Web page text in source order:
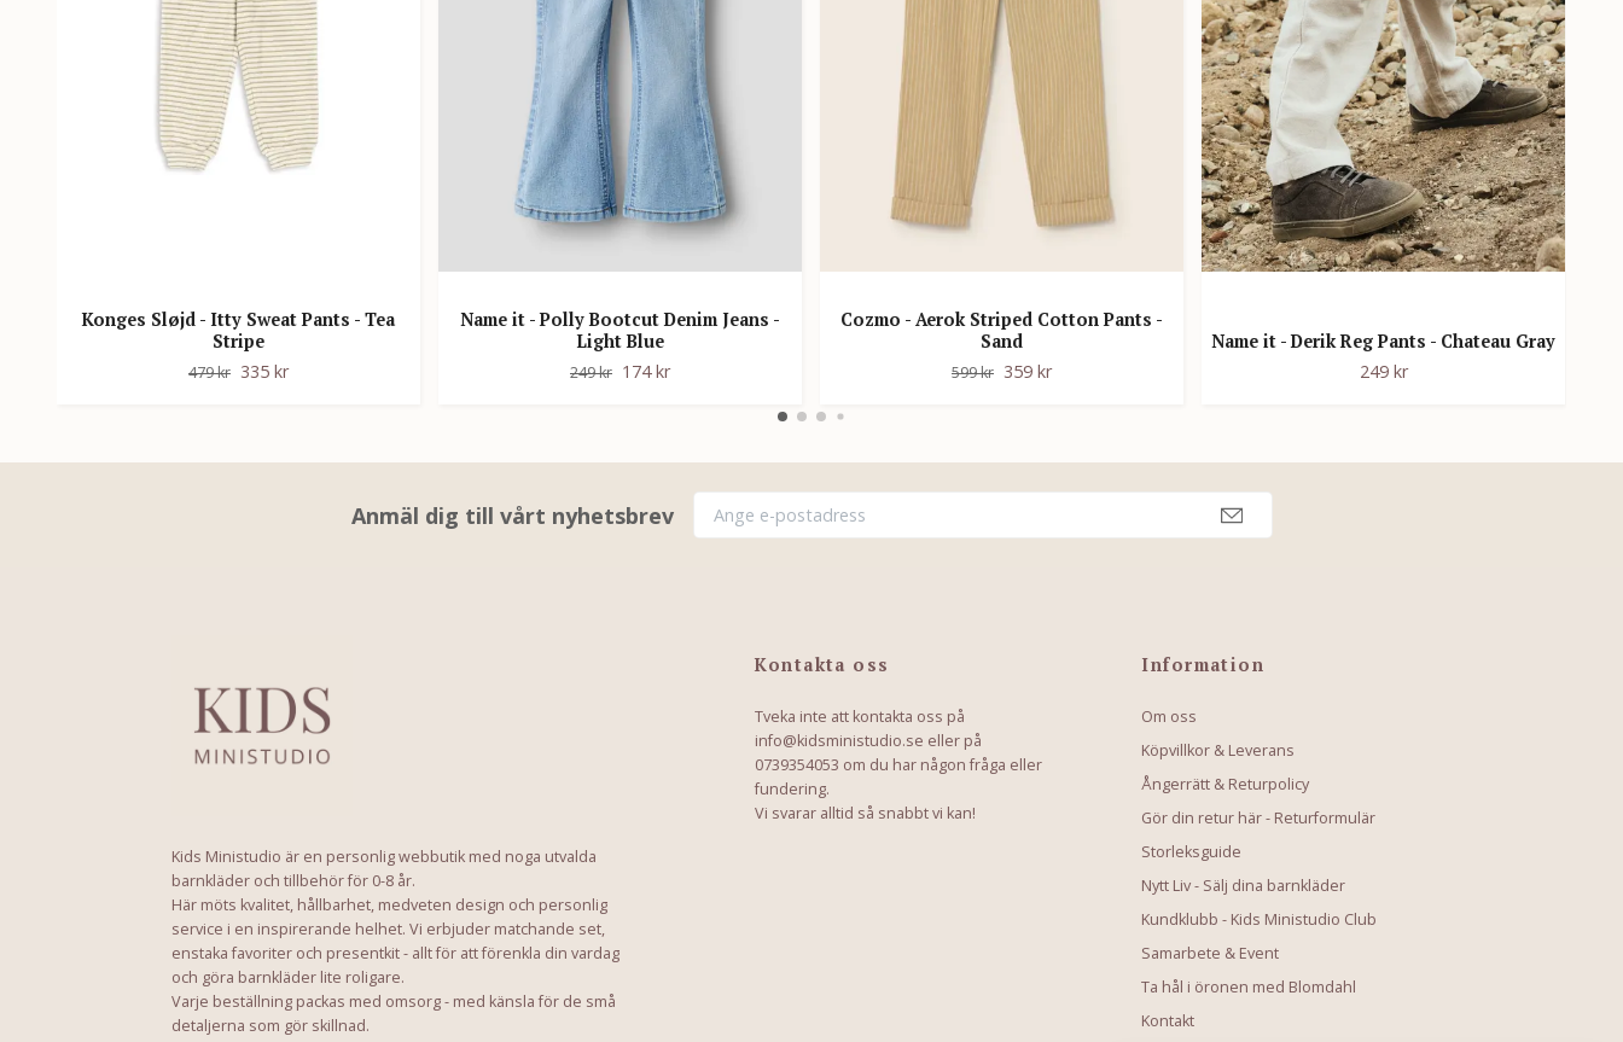
Konges Sløjd - Itty Sweat Pants - Tea
Stripe
479 kr 335 kr
Name it - Polly Bootcut Denim Jeans -
Light Blue
249 kr 174 kr
Cozmo - Aerok Striped Cotton Pants -
Sand
599 kr 359 kr
Name it - Derik Reg Pants - Chateau Gray
249 kr
Anmäl dig till vårt nyhetsbrev
Kids Ministudio är en personlig webbutik med noga utvalda
barnkläder och tillbehör för 0-8 år.
Här möts kvalitet, hållbarhet, medveten design och personlig
service i en inspirerande helhet. Vi erbjuder matchande set,
enstaka favoriter och presentkit - allt för att förenkla din vardag
och göra barnkläder lite roligare.
Varje beställning packas med omsorg - med känsla för de små
detaljerna som gör skillnad.
Kontakta oss
Tveka inte att kontakta oss på
info@kidsministudio.se eller på
0739354053 om du har någon fråga eller
fundering.
Vi svarar alltid så snabbt vi kan!
Information
Om oss
Köpvillkor & Leverans
Ångerrätt & Returpolicy
Gör din retur här - Returformulär
Storleksguide
Nytt Liv - Sälj dina barnkläder
Kundklubb - Kids Ministudio Club
Samarbete & Event
Ta hål i öronen med Blomdahl
Kontakt